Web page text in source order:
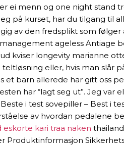
ei menn og one night stand
på kurset, har du tilgang til
av den fredsplikt som følger
ageless Antiage
kviser longevity marianne
eller, hvis man slår
et barn allerede har gitt oss
har “lagt seg ut”. Jeg var
i test sovepiller – Best i
av hvordan pedalene
eskorte kari traa naken
Produktinformasjon